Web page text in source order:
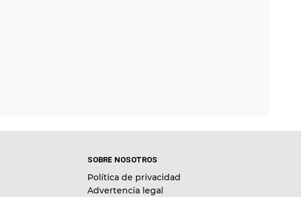
SOBRE NOSOTROS
Política de privacidad
Advertencia legal